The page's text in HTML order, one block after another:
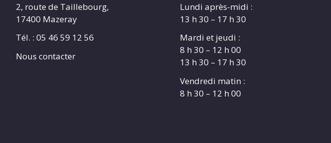
2, route de Taillebourg,
17400 Mazeray
Tél. : 05 46 59 12 56
Nous contacter
Lundi après-midi :
13 h 30 – 17 h 30
Mardi et jeudi :
8 h 30 – 12 h 00
13 h 30 – 17 h 30
Vendredi matin :
8 h 30 – 12 h 00